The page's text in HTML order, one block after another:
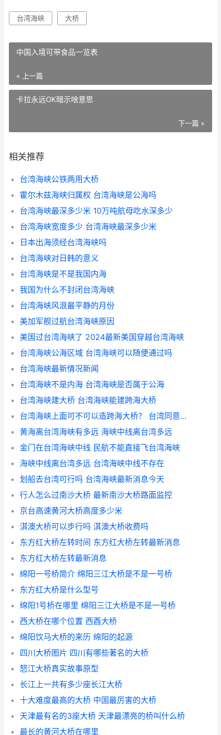
台湾海峡 大桥
中国入境可带食品一览表
« 上一篇
卡拉永远OK暗示啥意思
下一篇 »
相关推荐
台湾海峡公铁两用大桥
霍尔木兹海峡归属权 台湾海峡是公海吗
台湾海峡最深多少米 10万吨航母吃水深多少
台湾海峡宽度多少 台湾海峡最深多少米
日本出海须经台湾海峡吗
台湾海峡对日韩的意义
台湾海峡是不是我国内海
我国为什么不封闭台湾海峡
台湾海峡风浪最平静的月份
美加军舰过航台湾海峡原因
美国过台湾海峡了 2024最新美国穿越台湾海峡
台湾海峡公海区域 台湾海峡可以随便通过吗
台湾海峡最新情况新闻
台湾海峡不是内海 台湾海峡是否属于公海
台湾海峡建大桥 台湾海峡能建跨海大桥
台湾海峡上面可不可以造跨海大桥？ 台湾同意建设跨海大桥
黄海离台湾海峡有多远 海峡中线离台湾多远
金门在台湾海峡中线 民航不能直接飞台湾海峡
海峡中线离台湾多远 台湾海峡中线不存在
划船去台湾可行吗 台湾海峡最新消息今天
行人怎么过南沙大桥 最新南沙大桥路面监控
京台高速黄河大桥高度多少米
淇澳大桥可以步行吗 淇澳大桥收费吗
东方红大桥左转时间 东方红大桥左转最新消息
东方红大桥左转最新消息
绵阳一号桥简介 绵阳三江大桥是不是一号桥
东方红大桥是什么型号
绵阳1号桥在哪里 绵阳三江大桥是不是一号桥
西大桥在哪个位置 西酉大桥
绵阳饮马大桥的来历 绵阳的起源
四川大桥图片 四川有哪些著名的大桥
怒江大桥真实故事原型
长江上一共有多少座长江大桥
十大难度最高的大桥 中国最厉害的大桥
天津最有名的3座大桥 天津最漂亮的桥叫什么桥
最长的黄河大桥在哪里